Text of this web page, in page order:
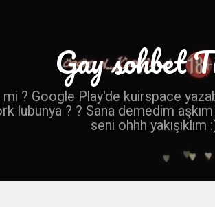
Gay sohbet
? Google Play'de kuirspace
lubunya ? ? Sana demedim
seni ohhh yakışıklım